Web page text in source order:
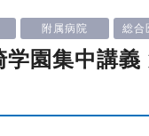
附属病院 総合
園集中講